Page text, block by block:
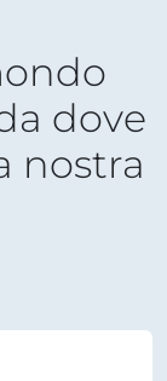
dove
nostra